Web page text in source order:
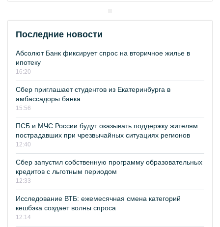
Последние новости
Абсолют Банк фиксирует спрос на вторичное жилье в
ипотеку
16:20
Сбер приглашает студентов из Екатеринбурга в
амбассадоры банка
15:56
ПСБ и МЧС России будут оказывать поддержку жителям
пострадавших при чрезвычайных ситуациях регионов
12:40
Сбер запустил собственную программу образовательных
кредитов с льготным периодом
12:33
Исследование ВТБ: ежемесячная смена категорий
кешбэка создает волны спроса
12:14